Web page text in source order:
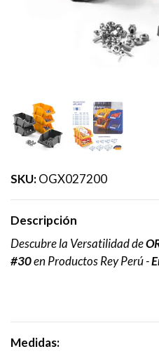
SKU:OGX027200
Descripción
Descubre la Versatilidad de
#30en Productos Rey Perú -
Medidas: